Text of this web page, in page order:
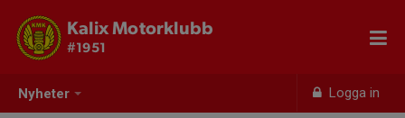
Nyheter Logga in
Kalix Motorklubb
#1951